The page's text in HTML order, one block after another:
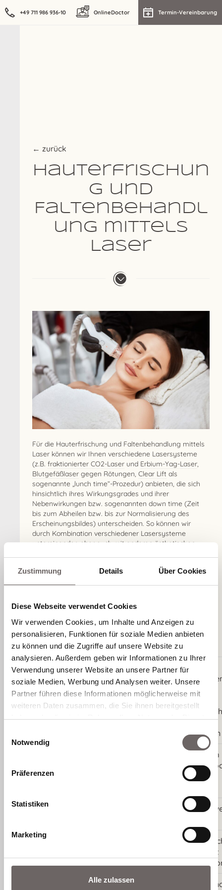
Zustimmung Details Über Cookies
Diese Webseite verwendet Cookies
Wir verwenden Cookies, um Inhalte und Anzeigen zu
personalisieren, Funktionen für soziale Medien anbieten
zu können und die Zugriffe auf unsere Website zu
analysieren. Außerdem geben wir Informationen zu Ihrer
Verwendung unserer Website an unsere Partner für
soziale Medien, Werbung und Analysen weiter. Unsere
Partner führen diese Informationen möglicherweise mit
weiteren Daten zusammen, die Sie ihnen bereitgestellt
haben oder die sie im Rahmen Ihrer Nutzung der Dienste
Notwendig
Präferenzen
Statistiken
Marketing
Alle zulassen
+49 711 986 936-10 OnlineDoctor Termin-Vereinbarung
← zurück
Hauterfrischun
g und
Faltenbehandl
ung mittels
Laser
Für die Hauterfrischung und Faltenbehandlung mittels
Laser können wir Ihnen verschiedene Lasersysteme
(z.B. fraktionierter CO2-Laser und Erbium-Yag-Laser,
Blutgefäßlaser gegen Rötungen, Clear Lift als
sogenannte „lunch time“-Prozedur) anbieten, die sich
hinsichtlich ihres Wirkungsgrades und ihrer
Nebenwirkungen bzw. sogenannten down time (Zeit
bis zum Abheilen bzw. bis zur Normalisierung des
Erscheinungsbildes) unterscheiden. So können wir
durch Kombination verschiedener Lasersysteme
untereinander, aber auch mit anderen ästhetischen
erstellen, das gezielt auf Ihre Wünsche und Bedürfnisse
eingeht.
Hauterfrischung und
Faltenbhandlung
mittels Laser
Anwendungsbereiche:
feine Linien und Falten,
Poren, Akne, Narben,
Hauterneuerung und -
straffung,
und Dehnungsstreifen,
Pigmente und Rötungen
Behandlungsdauer:
1- mehrere Sitzungen im
Abstand von je 3 – 4
bei tiefen Narben mehr
betäubende Creme
Kühlen, Hautpflege
Plan), Sonnencreme mit
hohem
nach 1 bis 10 Tagen (je